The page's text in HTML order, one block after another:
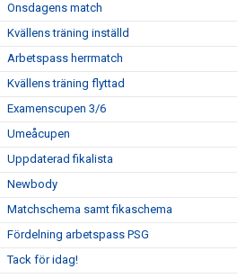
Onsdagens match
Kvällens träning inställd
Arbetspass herrmatch
Kvällens träning flyttad
Examenscupen 3/6
Umeåcupen
Uppdaterad fikalista
Newbody
Matchschema samt fikaschema
Fördelning arbetspass PSG
Tack för idag!